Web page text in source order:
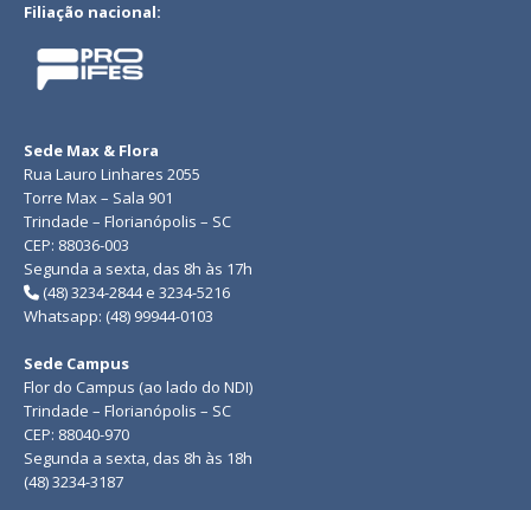
Filiação nacional:
Sede Max & Flora
Rua Lauro Linhares 2055
Torre Max – Sala 901
Trindade – Florianópolis – SC
CEP: 88036-003
Segunda a sexta, das 8h às 17h
(48) 3234-2844 e 3234-5216
Whatsapp: (48) 99944-0103
Sede Campus
Flor do Campus (ao lado do NDI)
Trindade – Florianópolis – SC
CEP: 88040-970
Segunda a sexta, das 8h às 18h
(48) 3234-3187